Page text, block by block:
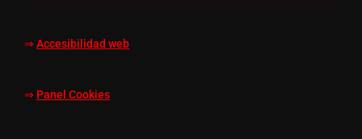
⇒ Accesibilidad web
⇒ Panel Cookies